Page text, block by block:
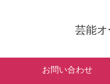
芸能
お問い合わせ